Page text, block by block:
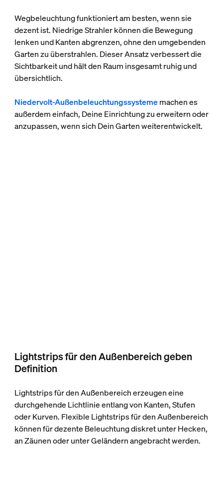
Wegbeleuchtung funktioniert am besten, wenn sie
dezent ist. Niedrige Strahler können die Bewegung
lenken und Kanten abgrenzen, ohne den umgebenden
Garten zu überstrahlen. Dieser Ansatz verbessert die
Sichtbarkeit und hält den Raum insgesamt ruhig und
übersichtlich.
Niedervolt-Außenbeleuchtungssystememachen es
außerdem einfach, Deine Einrichtung zu erweitern oder
anzupassen, wenn sich Dein Garten weiterentwickelt.
Lightstrips für den Außenbereich geben
Definition
Lightstrips für den Außenbereich erzeugen eine
durchgehende Lichtlinie entlang von Kanten, Stufen
oder Kurven. Flexible Lightstrips für den Außenbereich
können für dezente Beleuchtung diskret unter Hecken,
an Zäunen oder unter Geländern angebracht werden.